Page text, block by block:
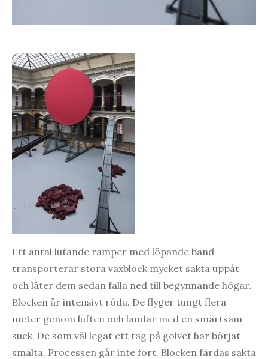
Ett antal lutande ramper med löpande band
transporterar stora vaxblock mycket sakta uppåt
och låter dem sedan falla ned till begynnande högar.
Blocken är intensivt röda. De flyger tungt flera
meter genom luften och landar med en smärtsam
suck. De som väl legat ett tag på golvet har börjat
smälta. Processen går inte fort. Blocken färdas sakta